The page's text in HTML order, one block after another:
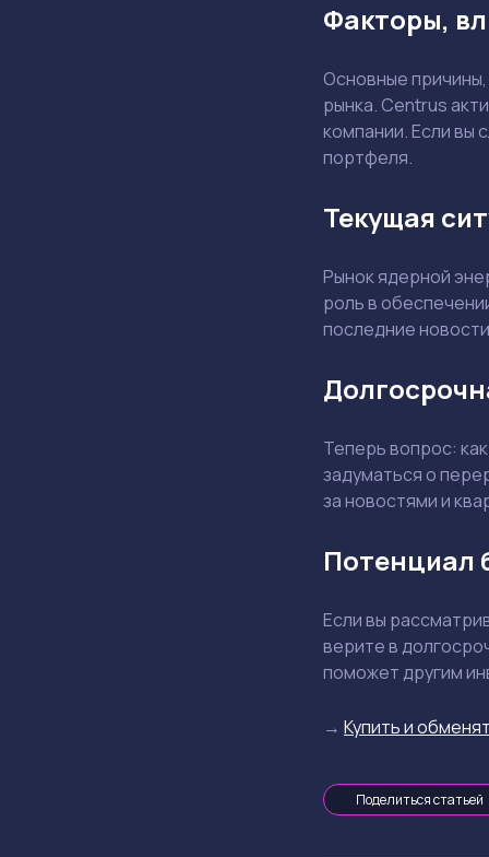
Факторы,
Основные
рынка. Centrus
компании. Если вы
портфеля.
Текущая
Рынок ядерной
роль в
последние
Теперь вопрос:
задуматься о
за новостями и
Потенциал
Если вы
верите в
поможет другим
→ Купить и
Поделиться статьей